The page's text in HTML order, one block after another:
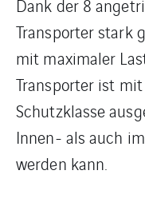
Dank der 8
Transporter stark
mit maximaler
Transporter ist
Schutzklasse
Innen- als auch
werden kann.